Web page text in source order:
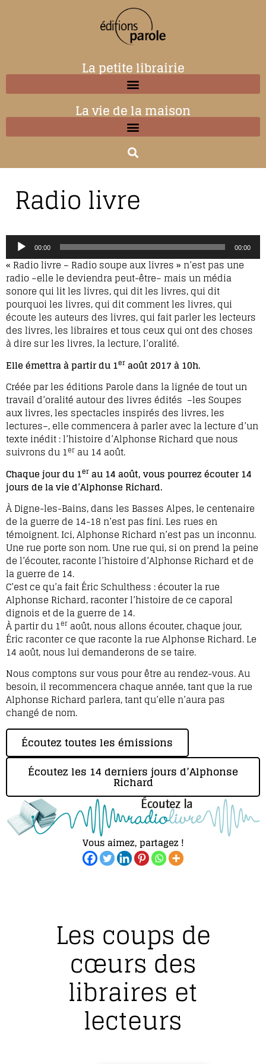
La petite librairie
La vie de la maison
Radio livre
Lecteur
audio
00:00 00:00
« Radio livre – Radio soupe aux livres » n’est pas une
radio –elle le deviendra peut-être– mais un média
sonore qui lit les livres, qui dit les livres, qui dit
pourquoi les livres, qui dit comment les livres, qui
écoute les auteurs des livres, qui fait parler les lecteurs
des livres, les libraires et tous ceux qui ont des choses
à dire sur les livres, la lecture, l’oralité.
Elle émettra à partir du 1er août 2017 à 10h.
Créée par les éditions Parole dans la lignée de tout un
travail d’oralité autour des livres édités –les Soupes
aux livres, les spectacles inspirés des livres, les
lectures–, elle commencera à parler avec la lecture d’un
texte inédit : l’histoire d’Alphonse Richard que nous
suivrons du 1er au 14 août.
Chaque jour du 1er au 14 août, vous pourrez écouter 14
jours de la vie d’Alphonse Richard.
À Digne-les-Bains, dans les Basses Alpes, le centenaire
de la guerre de 14-18 n’est pas fini. Les rues en
témoignent. Ici, Alphonse Richard n’est pas un inconnu.
Une rue porte son nom. Une rue qui, si on prend la peine
de l’écouter, raconte l’histoire d’Alphonse Richard et de
la guerre de 14.
C’est ce qu’a fait Éric Schulthess : écouter la rue
Alphonse Richard, raconter l’histoire de ce caporal
dignois et de la guerre de 14.
À partir du 1er août, nous allons écouter, chaque jour,
Éric raconter ce que raconte la rue Alphonse Richard. Le
14 août, nous lui demanderons de se taire.
Nous comptons sur vous pour être au rendez-vous. Au
besoin, il recommencera chaque année, tant que la rue
Alphonse Richard parlera, tant qu’elle n’aura pas
changé de nom.
Écoutez toutes les émissions
Écoutez les 14 derniers jours d’Alphonse
Richard
Vous aimez, partagez !
Les coups de
cœurs des
libraires et
lecteurs